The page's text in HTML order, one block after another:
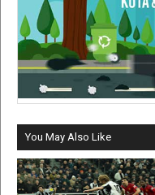
You May Also Like